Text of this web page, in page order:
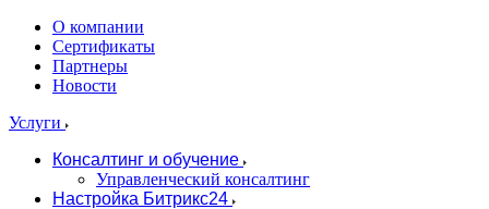
О компании
Сертификаты
Партнеры
Новости
Услуги
Консалтинг и обучение
Управленческий консалтинг
Настройка Битрикс24